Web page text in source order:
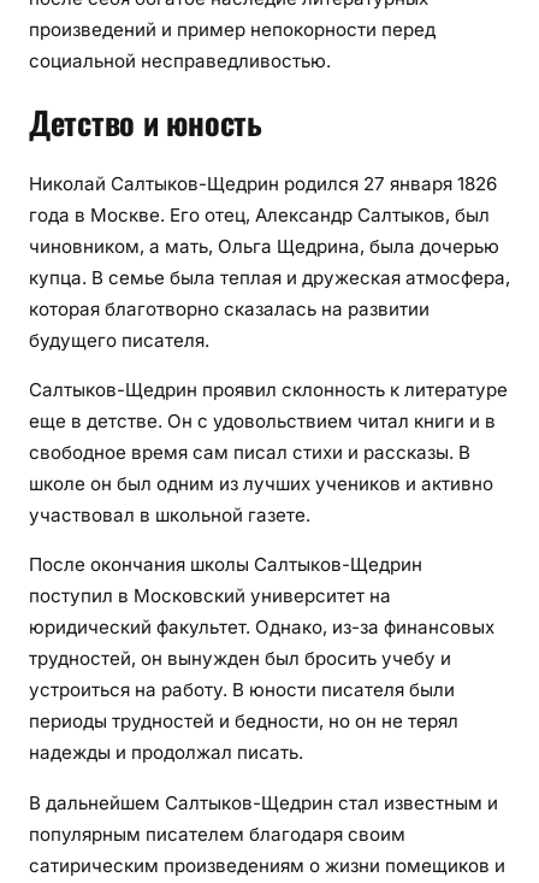
произведений и пример непокорности перед
социальной несправедливостью.
Детство и юность
Николай Салтыков-Щедрин родился 27 января 1826
года в Москве. Его отец, Александр Салтыков, был
чиновником, а мать, Ольга Щедрина, была дочерью
купца. В семье была теплая и дружеская атмосфера,
которая благотворно сказалась на развитии
будущего писателя.
Салтыков-Щедрин проявил склонность к литературе
еще в детстве. Он с удовольствием читал книги и в
свободное время сам писал стихи и рассказы. В
школе он был одним из лучших учеников и активно
участвовал в школьной газете.
После окончания школы Салтыков-Щедрин
поступил в Московский университет на
юридический факультет. Однако, из-за финансовых
трудностей, он вынужден был бросить учебу и
устроиться на работу. В юности писателя были
периоды трудностей и бедности, но он не терял
надежды и продолжал писать.
В дальнейшем Салтыков-Щедрин стал известным и
популярным писателем благодаря своим
сатирическим произведениям о жизни помещиков и